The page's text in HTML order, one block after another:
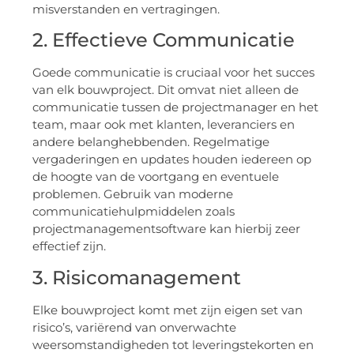
misverstanden en vertragingen.
2. Effectieve Communicatie
Goede communicatie is cruciaal voor het succes
van elk bouwproject. Dit omvat niet alleen de
communicatie tussen de projectmanager en het
team, maar ook met klanten, leveranciers en
andere belanghebbenden. Regelmatige
vergaderingen en updates houden iedereen op
de hoogte van de voortgang en eventuele
problemen. Gebruik van moderne
communicatiehulpmiddelen zoals
projectmanagementsoftware kan hierbij zeer
effectief zijn.
3. Risicomanagement
Elke bouwproject komt met zijn eigen set van
risico’s, variërend van onverwachte
weersomstandigheden tot leveringstekorten en